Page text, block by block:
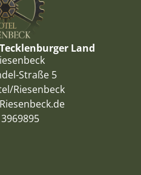
Land
Straße 5
Riesenbeck